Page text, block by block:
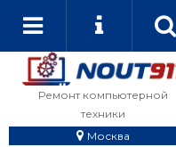
Ремонт компьютерной
техники
Москва